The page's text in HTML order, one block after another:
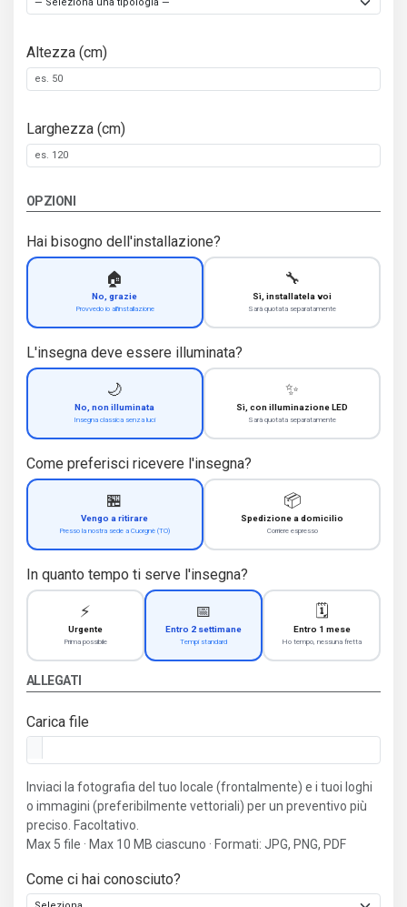
Altezza (cm)
Larghezza (cm)
OPZIONI
Hai bisogno dell'installazione?
🏠
No, grazie
Provvedo io all'installazione
🔧
Sì, installatela voi
Sarà quotata separatamente
L'insegna deve essere illuminata?
🌙
No, non illuminata
Insegna classica senza luci
✨
Sì, con illuminazione LED
Sarà quotata separatamente
Come preferisci ricevere l'insegna?
🏪
Vengo a ritirare
Presso la nostra sede a Cuorgnè (TO)
📦
Spedizione a domicilio
Corriere espresso
In quanto tempo ti serve l'insegna?
⚡
Urgente
Prima possibile
📅
Entro 2 settimane
Tempi standard
🗓️
Entro 1 mese
Ho tempo, nessuna fretta
ALLEGATI
Carica file
Inviaci la fotografia del tuo locale (frontalmente) e i tuoi loghi
o immagini (preferibilmente vettoriali) per un preventivo più
preciso. Facoltativo.
Max 5 file · Max 10 MB ciascuno · Formati: JPG, PNG, PDF
Come ci hai conosciuto?